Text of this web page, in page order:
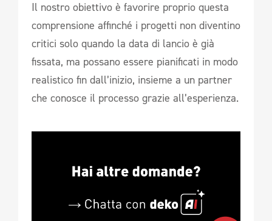
Il nostro obiettivo è favorire proprio questa
comprensione affinché i progetti non diventino
critici solo quando la data di lancio è già
fissata, ma possano essere pianificati in modo
realistico fin dall’inizio, insieme a un partner
che conosce il processo grazie all’esperienza.